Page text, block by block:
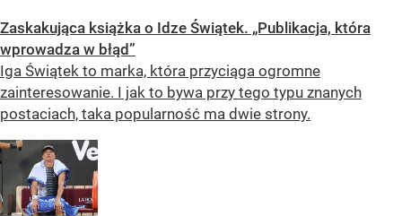
Zaskakująca książka o Idze Świątek. „Publikacja, która
wprowadza w błąd”
Iga Świątek to marka, która przyciąga ogromne
zainteresowanie. I jak to bywa przy tego typu znanych
postaciach, taka popularność ma dwie strony.